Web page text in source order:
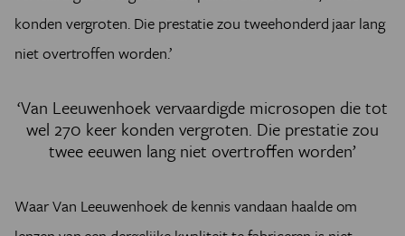
konden vergroten. Die prestatie zou tweehonderd jaar lang
niet overtroffen worden.’
‘Van Leeuwenhoek vervaardigde microsopen die tot
wel 270 keer konden vergroten. Die prestatie zou
twee eeuwen lang niet overtroffen worden’
Waar Van Leeuwenhoek de kennis vandaan haalde om